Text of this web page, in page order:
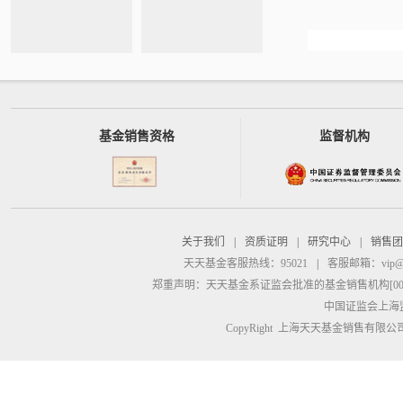
基金销售资格 监督机构
关于我们 资质证明 研究中心
销售
天天基金客服热线：95021
客服邮箱：
郑重声明： 天天基金系证监会批准的基金销售机构
中国证监会上
CopyRight 上海天天基金销售有限